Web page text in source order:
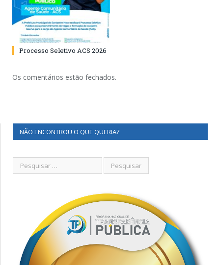
Processo Seletivo ACS 2026
Os comentários estão fechados.
NÃO ENCONTROU O QUE QUERIA?